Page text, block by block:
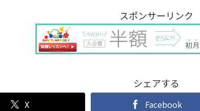
スポンサーリンク
シェアする
X Facebook